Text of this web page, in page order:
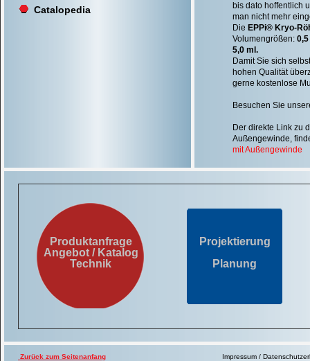
Catalopedia
bis dato hoffentlich
man nicht mehr
Die EPPi® Kryo-
Volumengrößen:
5,0 ml.
Damit Sie sich
hohen Qualität
gerne kostenlose
Besuchen Sie
Der direkte Link zu
Außengewinde,
mit Außengewinde
Produktanfrage
Angebot / Katalog
Technik
Projektierung
Planung
Impressum /
Zurück zum Seitenanfang